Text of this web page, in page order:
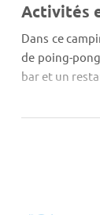
Activités
Dans ce
de poing-
bar et un
Le camping